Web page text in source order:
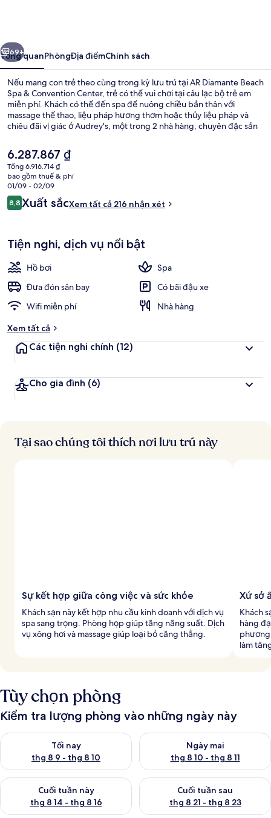
&
Convention
Center
Tiếp
69+
Tổng quanPhòngĐịa điểmChính sách
Nếu mang con trẻ theo cùng trong kỳ lưu trú tại AR Diamante Beach
Spa & Convention Center, trẻ có thể vui chơi tại câu lạc bộ trẻ em
miễn phí. Khách có thể đến spa để nuông chiều bản thân với
massage thể thao, liệu pháp hương thơm hoặc thủy liệu pháp và
chiêu đãi vị giác ở Audrey's, một trong 2 nhà hàng, chuyên đặc sản
hồ bơi ngoài trời, quán bar/khu lounge và câu lạc bộ sức khỏe.
Giá
hiện
tại
là
6.287.867 ₫
6.287.867 ₫
Tổng 6.916.714 ₫
bao gồm thuế & phí
01/09 - 02/09
Nhận
xét
8,88,8 trên 10,
Xuất sắcXem tất cả 216 nhận xét
Tiện nghi, dịch vụ nổi bật
Hồ bơi
Spa
Đưa đón sân bay
Có bãi đậu xe
Wifi miễn phí
Nhà hàng
Xem tất cả
Các tiện nghi chính (12)
Cho gia đình (6)
Tại sao chúng tôi thích nơi lưu trú này
Sự kết hợp giữa công việc và sức khỏe
Khách sạn này kết hợp nhu cầu kinh doanh với dịch vụ
spa sang trọng. Phòng họp giúp tăng năng suất. Dịch
vụ xông hơi và massage giúp loại bỏ căng thẳng.
Xứ sở
Khách
hàng
làm
Tùy chọn phòng
Kiểm tra lượng phòng vào những ngày này
Tối nay
thg 8 9 - thg 8 10
Kiểm tra lượng phòng tối nay từ thg 8 9 - thg 8 10
Ngày mai
thg 8 10 - thg 8 11
Kiểm tra lượng phòng ngày
Cuối tuần này
thg 8 14 - thg 8 16
Kiểm tra lượng phòng cuối tuần này từ thg 8 14 - thg 8 16
Cuối tuần sau
thg 8 21 - thg 8 23
Kiểm tra lượng phòng cuối